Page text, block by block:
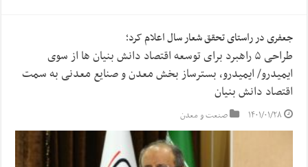
جعفری در راستای تحقق شعار سال اعلام کرد؛
طراحی ۵ راهبرد برای توسعه اقتصاد دانش بنیان ها از سوی
ایمیدرو/ ایمیدرو، بسترساز بخش معدن و صنایع معدنی به سمت
اقتصاد دانش بنیان
۱۴۰۱/۰۱/۲۸ صنعت و معدن